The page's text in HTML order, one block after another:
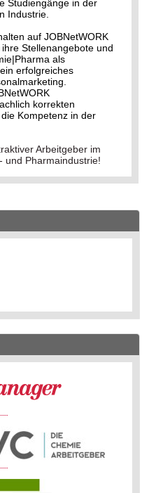
Studiengänge in der
Industrie.
auf JOBNetWORK
Stellenangebote und
als
erfolgreiches
korrekten
Kompetenz in der
Arbeitgeber im
und Pharmaindustrie!